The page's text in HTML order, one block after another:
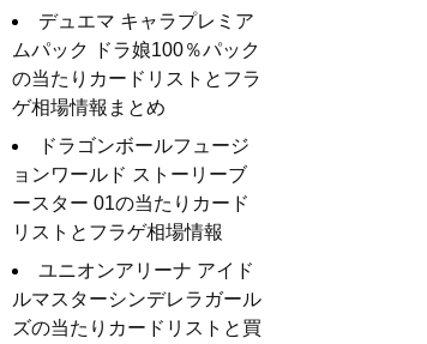
デュエマ キャラプレミア
ムパック ドラ娘100％パック
の当たりカードリストとフラ
ゲ相場情報まとめ
ドラゴンボールフュージ
ョンワールド ストーリーブ
ースター 01の当たりカード
リストとフラゲ相場情報
ユニオンアリーナ アイド
ルマスターシンデレラガール
ズの当たりカードリストと買